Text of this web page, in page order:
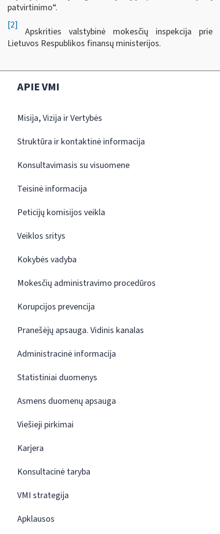
patvirtinimo“.
[2]
Apskrities valstybinė mokesčių inspekcija prie
Lietuvos Respublikos finansų ministerijos.
APIE VMI
Misija, Vizija ir Vertybės
Struktūra ir kontaktinė informacija
Konsultavimasis su visuomene
Teisinė informacija
Peticijų komisijos veikla
Veiklos sritys
Kokybės vadyba
Mokesčių administravimo procedūros
Korupcijos prevencija
Pranešėjų apsauga. Vidinis kanalas
Administracinė informacija
Statistiniai duomenys
Asmens duomenų apsauga
Viešieji pirkimai
Karjera
Konsultacinė taryba
VMI strategija
Apklausos